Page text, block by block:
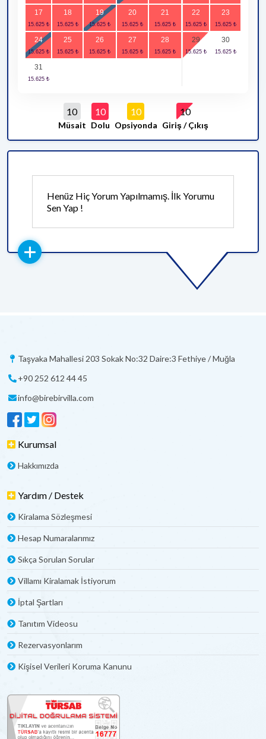
17 18 19 20 21 22 23
24 25 26 27 28 29 30
31
10
Müsait
10
Dolu
10
Opsiyonda
10
Giriş / Çıkış
Henüz Hiç Yorum Yapılmamış. İlk Yorumu
Sen Yap !
Taşyaka Mahallesi 203 Sokak No:32 Daire:3 Fethiye / Muğla
+90 252 612 44 45
info@birebirvilla.com
Kurumsal
Hakkımızda
Yardım / Destek
Kiralama Sözleşmesi
Hesap Numaralarımız
Sıkça Sorulan Sorular
Villamı Kiralamak İstiyorum
İptal Şartları
Tanıtım Videosu
Rezervasyonlarım
Kişisel Verileri Koruma Kanunu